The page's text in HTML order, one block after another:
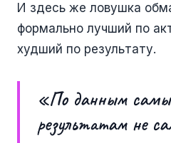
И здесь же ловушка
формально лучший по
худший по результату.
«По данным
результатам не